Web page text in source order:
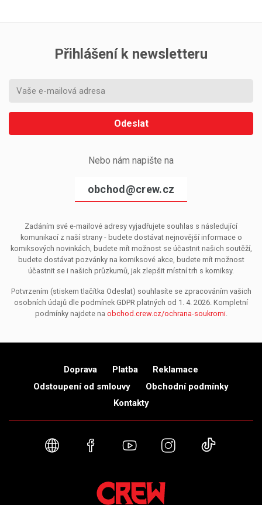
Přihlášení k newsletteru
Odeslat
Nebo nám napište na
obchod@crew.cz
Zadáním své e-mailové adresy vyjadřujete souhlas s následující
komunikací z naší strany - budete dostávat nejnovější informace o
komiksových novinkách, budete mít možnost se účastnit našich soutěží,
budete dostávat pozvánky na komiksové akce, budete mít možnost
účastnit se i našich průzkumů, jak zlepšit místní trh s komiksy.
Potvrzením (stiskem tlačítka Odeslat) souhlasíte se zpracováním vašich
osobních údajů dle podmínek GDPR platných od 1. 4. 2026. Kompletní
podmínky najdete na obchod.crew.cz/ochrana-soukromi.
Doprava Platba
Reklamace
Odstoupení od smlouvy
Obchodní podmínky
Kontakty
Webové stránky
FacebookYouTubeInstagram